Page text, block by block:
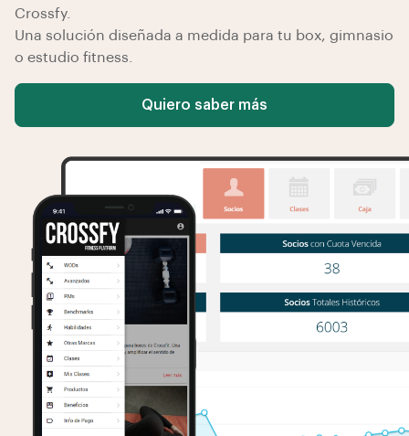
Crossfy.
Una solución diseñada a medida para tu box, gimnasio
o estudio fitness.
Quiero saber más